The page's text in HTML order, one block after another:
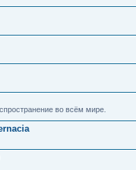
во всём мире.